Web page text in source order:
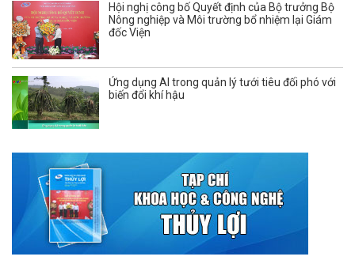
Hội nghị công bố Quyết định của Bộ trưởng Bộ
Nông nghiệp và Môi trường bổ nhiệm lại Giám
đốc Viện
Ứng dụng AI trong quản lý tưới tiêu đối phó với
biến đổi khí hậu